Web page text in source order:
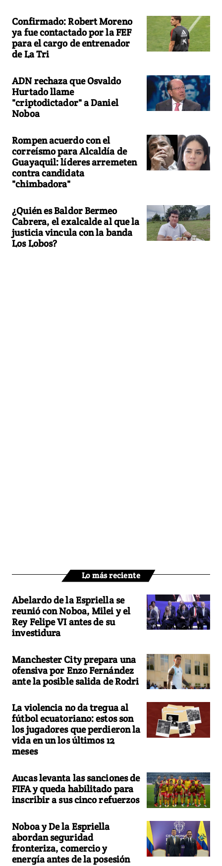
Confirmado: Robert Moreno
ya fue contactado por la FEF
para el cargo de entrenador
de La Tri
ADN rechaza que Osvaldo
Hurtado llame
"criptodictador" a Daniel
Noboa
Rompen acuerdo con el
correísmo para Alcaldía de
Guayaquil: líderes arremeten
contra candidata
"chimbadora"
¿Quién es Baldor Bermeo
Cabrera, el exalcalde al que la
justicia vincula con la banda
Los Lobos?
Lo más reciente
Abelardo de la Espriella se
reunió con Noboa, Milei y el
Rey Felipe VI antes de su
investidura
Manchester City prepara una
ofensiva por Enzo Fernández
ante la posible salida de Rodri
La violencia no da tregua al
fútbol ecuatoriano: estos son
los jugadores que perdieron la
vida en un los últimos 12
meses
Aucas levanta las sanciones de
FIFA y queda habilitado para
inscribir a sus cinco refuerzos
Noboa y De la Espriella
abordan seguridad
fronteriza, comercio y
energía antes de la posesión